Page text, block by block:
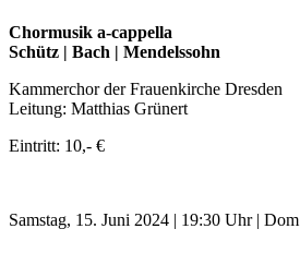
Chormusik a-cappella
Schütz | Bach | Mendelssohn
Kammerchor der Frauenkirche Dresden
Leitung: Matthias Grünert
Eintritt: 10,- €
Samstag, 15. Juni 2024 | 19:30 Uhr | Dom